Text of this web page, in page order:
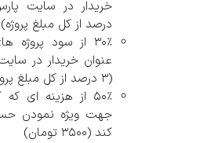
درصد از کل مبلغ پروژه)
۳۰٪ از سود
عنوان خریدار در
(۳ درصد از کل مبلغ پروژه)
۵۰٪ از هزینه ای
جهت ویژه نمودن
کند (3500 تومان)